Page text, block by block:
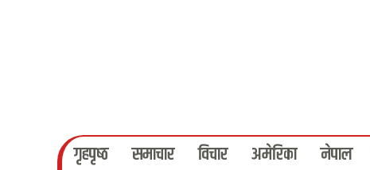
गृहपृष्‍ठ समाचार विचार अमेरिका नेपाल